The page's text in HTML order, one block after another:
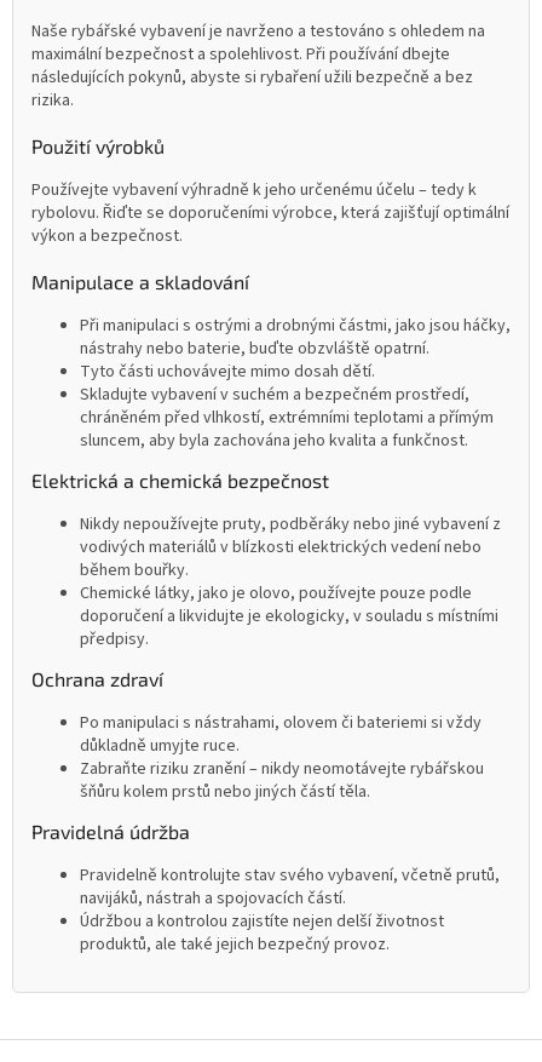
Naše rybářské vybavení je navrženo a testováno s ohledem na
maximální bezpečnost a spolehlivost. Při používání dbejte
následujících pokynů, abyste si rybaření užili bezpečně a bez
rizika.
Použití výrobků
Používejte vybavení výhradně k jeho určenému účelu – tedy k
rybolovu. Řiďte se doporučeními výrobce, která zajišťují optimální
výkon a bezpečnost.
Manipulace a skladování
Při manipulaci s ostrými a drobnými částmi, jako jsou háčky,
nástrahy nebo baterie, buďte obzvláště opatrní.
Tyto části uchovávejte mimo dosah dětí.
Skladujte vybavení v suchém a bezpečném prostředí,
chráněném před vlhkostí, extrémními teplotami a přímým
sluncem, aby byla zachována jeho kvalita a funkčnost.
Elektrická a chemická bezpečnost
Nikdy nepoužívejte pruty, podběráky nebo jiné vybavení z
vodivých materiálů v blízkosti elektrických vedení nebo
během bouřky.
Chemické látky, jako je olovo, používejte pouze podle
doporučení a likvidujte je ekologicky, v souladu s místními
předpisy.
Ochrana zdraví
Po manipulaci s nástrahami, olovem či bateriemi si vždy
důkladně umyjte ruce.
Zabraňte riziku zranění – nikdy neomotávejte rybářskou
šňůru kolem prstů nebo jiných částí těla.
Pravidelná údržba
Pravidelně kontrolujte stav svého vybavení, včetně prutů,
navijáků, nástrah a spojovacích částí.
Údržbou a kontrolou zajistíte nejen delší životnost
produktů, ale také jejich bezpečný provoz.